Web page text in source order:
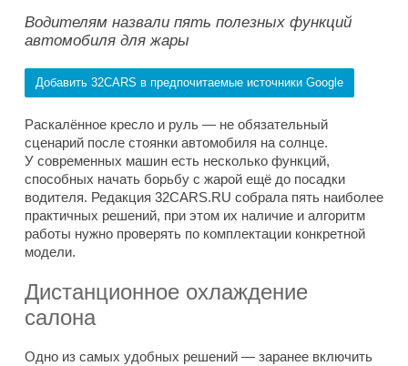
Водителям назвали пять полезных функций
автомобиля для жары
Добавить 32CARS в предпочитаемые источники Google
Раскалённое кресло и руль — не обязательный
сценарий после стоянки автомобиля на солнце.
У современных машин есть несколько функций,
способных начать борьбу с жарой ещё до посадки
водителя. Редакция 32CARS.RU собрала пять наиболее
практичных решений, при этом их наличие и алгоритм
работы нужно проверять по комплектации конкретной
модели.
Дистанционное охлаждение
салона
Одно из самых удобных решений — заранее включить